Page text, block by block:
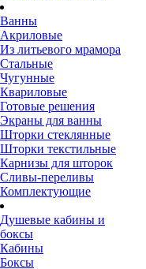
Ванны
Акриловые
Из литьевого мрамора
Стальные
Чугунные
Квариловые
Готовые решения
Экраны для ванны
Шторки стеклянные
Шторки текстильные
Карнизы для шторок
Сливы-переливы
Комплектующие
Душевые кабины и
боксы
Кабины
Боксы